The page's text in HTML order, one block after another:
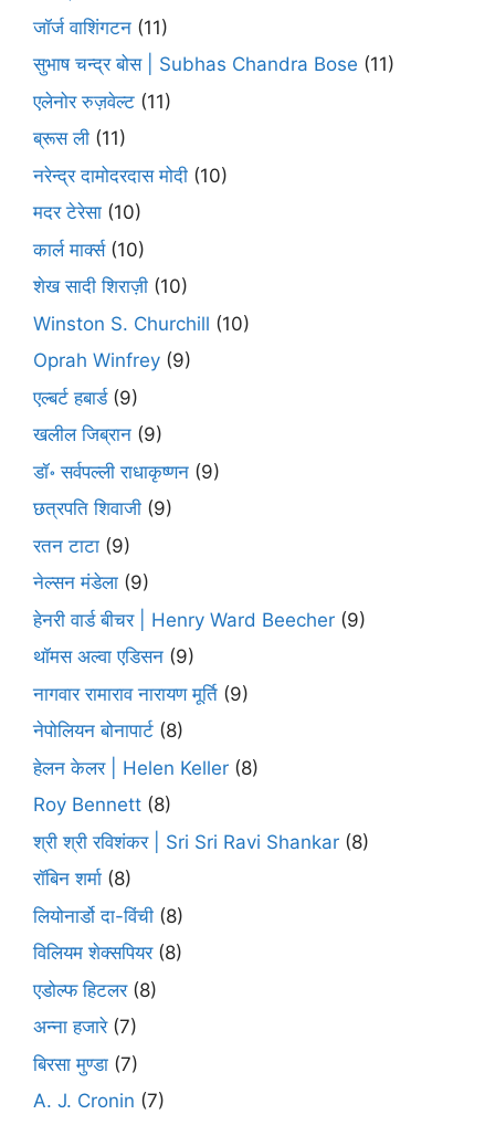
जॉर्ज वाशिंगटन (11)
सुभाष चन्द्र बोस | Subhas Chandra Bose (11)
एलेनोर रुज़वेल्ट (11)
ब्रूस ली (11)
नरेन्द्र दामोदरदास मोदी (10)
मदर टेरेसा (10)
कार्ल मार्क्स(10)
शेख सादी शिराज़ी (10)
Winston S. Churchill (10)
Oprah Winfrey (9)
एल्बर्ट हबार्ड(9)
खलील जिब्रान (9)
डॉ॰ सर्वपल्ली राधाकृष्णन (9)
छत्रपति शिवाजी (9)
रतन टाटा (9)
नेल्सन मंडेला (9)
हेनरी वार्ड बीचर | Henry Ward Beecher (9)
थॉमस अल्वा एडिसन (9)
नागवार रामाराव नारायण मूर्ति (9)
नेपोलियन बोनापार्ट (8)
हेलन केलर | Helen Keller (8)
Roy Bennett (8)
श्री श्री रविशंकर | Sri Sri Ravi Shankar (8)
रॉबिन शर्मा (8)
लियोनार्डो दा-विंची (8)
विलियम शेक्सपियर(8)
एडोल्फ हिटलर(8)
अन्ना हजारे(7)
बिरसा मुण्डा (7)
A. J. Cronin (7)